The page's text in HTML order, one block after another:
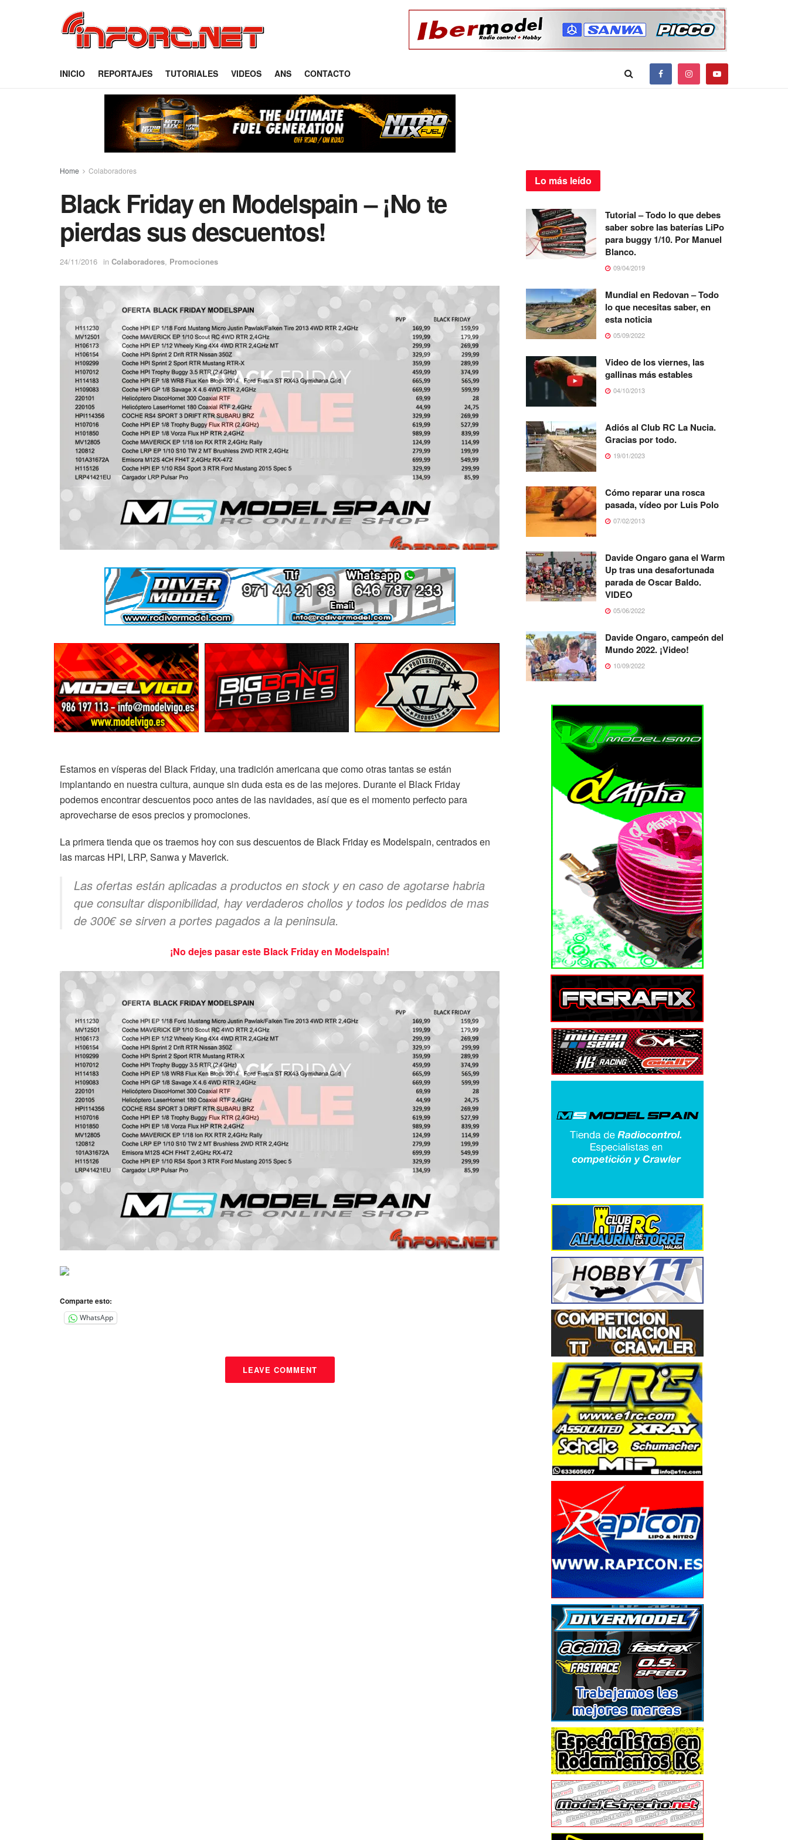
INICIO REPORTAJES TUTORIALES VIDEOS ANS CONTACTO
Home Colaboradores
Black Friday en Modelspain – ¡No te
pierdas sus descuentos!
24/11/2016 in Colaboradores, Promociones
Estamos en vísperas del Black Friday, una tradición americana que como otras tantas se están
implantando en nuestra cultura, aunque sin duda esta es de las mejores. Durante el Black Friday
podemos encontrar descuentos poco antes de las navidades, así que es el momento perfecto para
aprovecharse de esos precios y promociones.
La primera tienda que os traemos hoy con sus descuentos de Black Friday es Modelspain, centrados en
las marcas HPI, LRP, Sanwa y Maverick.
Las ofertas están aplicadas a productos en stock y en caso de agotarse habria
que consultar disponibilidad, hay verdaderos chollos y todos los pedidos de mas
de 300€ se sirven a portes pagados a la peninsula.
¡No dejes pasar este Black Friday en Modelspain!
Comparte esto:
WhatsApp
LEAVE COMMENT
Lo más leído
Tutorial – Todo lo que debes
saber sobre las baterías LiPo
para buggy 1/10. Por Manuel
Blanco.
09/04/2019
Mundial en Redovan – Todo
lo que necesitas saber, en
esta noticia
05/09/2022
Video de los viernes, las
gallinas más estables
04/10/2013
Adiós al Club RC La Nucia.
Gracias por todo.
19/01/2023
Cómo reparar una rosca
pasada, vídeo por Luis Polo
07/02/2013
Davide Ongaro gana el Warm
Up tras una desafortunada
parada de Oscar Baldo.
VIDEO
05/06/2022
Davide Ongaro, campeón del
Mundo 2022. ¡Video!
10/09/2022